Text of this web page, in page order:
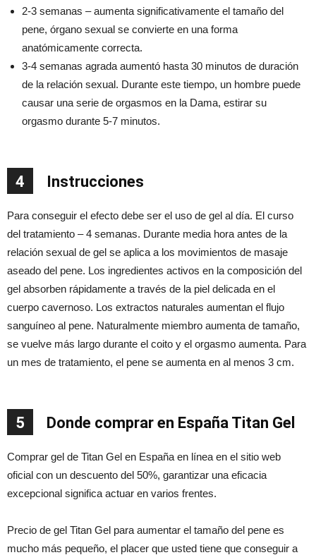
2-3 semanas – aumenta significativamente el tamaño del
pene, órgano sexual se convierte en una forma
anatómicamente correcta.
3-4 semanas agrada aumentó hasta 30 minutos de duración
de la relación sexual. Durante este tiempo, un hombre puede
causar una serie de orgasmos en la Dama, estirar su
orgasmo durante 5-7 minutos.
4 Instrucciones
Para conseguir el efecto debe ser el uso de gel al día. El curso
del tratamiento – 4 semanas. Durante media hora antes de la
relación sexual de gel se aplica a los movimientos de masaje
aseado del pene. Los ingredientes activos en la composición del
gel absorben rápidamente a través de la piel delicada en el
cuerpo cavernoso. Los extractos naturales aumentan el flujo
sanguíneo al pene. Naturalmente miembro aumenta de tamaño,
se vuelve más largo durante el coito y el orgasmo aumenta. Para
un mes de tratamiento, el pene se aumenta en al menos 3 cm.
5 Donde comprar en España Titan Gel
Comprar gel de Titan Gel en España en línea en el sitio web
oficial con un descuento del 50%, garantizar una eficacia
excepcional significa actuar en varios frentes.
Precio de gel Titan Gel para aumentar el tamaño del pene es
mucho más pequeño, el placer que usted tiene que conseguir a